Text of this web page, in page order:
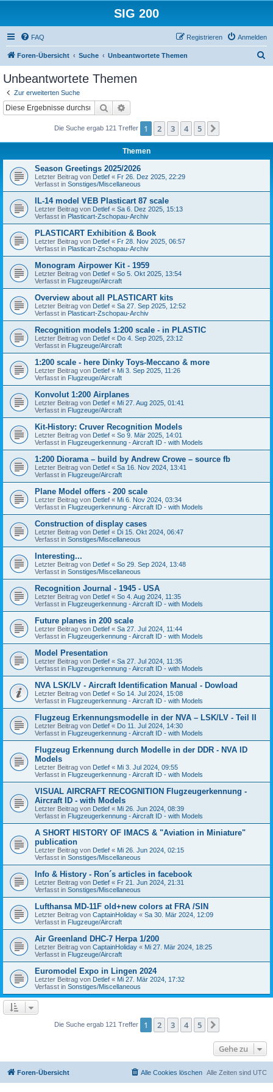
SIG 200
FAQ Anmelden
Registrieren
Foren-Übersicht Suche Unbeantwortete Themen
Unbeantwortete Themen
Zur erweiterten Suche
Suche
Die Suche ergab 121 Treffer 1 2 3 4 5
Themen
Season Greetings 2025/2026
Letzter Beitrag von Detlef « Fr 26. Dez 2025, 22:29
Verfasst in Sonstiges/Miscellaneous
IL-14 model VEB Plasticart 87 scale
Letzter Beitrag von Detlef « Sa 6. Dez 2025, 15:13
Verfasst in Plasticart-Zschopau-Archiv
PLASTICART Exhibition & Book
Letzter Beitrag von Detlef « Fr 28. Nov 2025, 06:57
Verfasst in Plasticart-Zschopau-Archiv
Monogram Airpower Kit - 1959
Letzter Beitrag von Detlef « So 5. Okt 2025, 13:54
Verfasst in Flugzeuge/Aircraft
Overview about all PLASTICART kits
Letzter Beitrag von Detlef « Sa 27. Sep 2025, 12:52
Verfasst in Plasticart-Zschopau-Archiv
Recognition models 1:200 scale - in PLASTIC
Letzter Beitrag von Detlef « Do 4. Sep 2025, 23:12
Verfasst in Flugzeuge/Aircraft
1:200 scale - here Dinky Toys-Meccano & more
Letzter Beitrag von Detlef « Mi 3. Sep 2025, 11:26
Verfasst in Flugzeuge/Aircraft
Konvolut 1:200 Airplanes
Letzter Beitrag von Detlef « Mi 27. Aug 2025, 01:41
Verfasst in Flugzeuge/Aircraft
Kit-History: Cruver Recognition Models
Letzter Beitrag von Detlef « So 9. Mär 2025, 14:01
Verfasst in Flugzeugerkennung - Aircraft ID - with Models
1:200 Diorama – build by Andrew Crowe – source fb
Letzter Beitrag von Detlef « Sa 16. Nov 2024, 13:41
Verfasst in Flugzeuge/Aircraft
Plane Model offers - 200 scale
Letzter Beitrag von Detlef « Mi 6. Nov 2024, 03:34
Verfasst in Flugzeugerkennung - Aircraft ID - with Models
Construction of display cases
Letzter Beitrag von Detlef « Di 15. Okt 2024, 06:47
Verfasst in Sonstiges/Miscellaneous
Interesting...
Letzter Beitrag von Detlef « So 29. Sep 2024, 13:48
Verfasst in Sonstiges/Miscellaneous
Recognition Journal - 1945 - USA
Letzter Beitrag von Detlef « So 4. Aug 2024, 11:35
Verfasst in Flugzeugerkennung - Aircraft ID - with Models
Future planes in 200 scale
Letzter Beitrag von Detlef « Sa 27. Jul 2024, 11:44
Verfasst in Flugzeugerkennung - Aircraft ID - with Models
Model Presentation
Letzter Beitrag von Detlef « Sa 27. Jul 2024, 11:35
Verfasst in Flugzeugerkennung - Aircraft ID - with Models
NVA LSK/LV - Aircraft Identification Manual - Dowload
Letzter Beitrag von Detlef « So 14. Jul 2024, 15:08
Verfasst in Flugzeugerkennung - Aircraft ID - with Models
Flugzeug Erkennungsmodelle in der NVA – LSK/LV - Teil II
Letzter Beitrag von Detlef « Do 11. Jul 2024, 14:30
Verfasst in Flugzeugerkennung - Aircraft ID - with Models
Flugzeug Erkennung durch Modelle in der DDR - NVA ID
Models
Letzter Beitrag von Detlef « Mi 3. Jul 2024, 09:55
Verfasst in Flugzeugerkennung - Aircraft ID - with Models
VISUAL AIRCRAFT RECOGNITION Flugzeugerkennung -
Aircraft ID - with Models
Letzter Beitrag von Detlef « Mi 26. Jun 2024, 08:39
Verfasst in Flugzeugerkennung - Aircraft ID - with Models
A SHORT HISTORY OF IMACS & "Aviation in Miniature"
publication
Letzter Beitrag von Detlef « Mi 26. Jun 2024, 02:15
Verfasst in Sonstiges/Miscellaneous
Info & History - Ron´s articles in facebook
Letzter Beitrag von Detlef « Fr 21. Jun 2024, 21:31
Verfasst in Sonstiges/Miscellaneous
Lufthansa MD-11F old+new colors at FRA /SIN
Letzter Beitrag von CaptainHoliday « Sa 30. Mär 2024, 12:09
Verfasst in Flugzeuge/Aircraft
Air Greenland DHC-7 Herpa 1/200
Letzter Beitrag von CaptainHoliday « Mi 27. Mär 2024, 18:25
Verfasst in Flugzeuge/Aircraft
Euromodel Expo in Lingen 2024
Letzter Beitrag von Detlef « Mi 27. Mär 2024, 17:32
Verfasst in Sonstiges/Miscellaneous
Die Suche ergab 121 Treffer 1 2 3 4 5
Gehe zu
Foren-Übersicht Alle Zeiten sind UTC
Alle Cookies löschen